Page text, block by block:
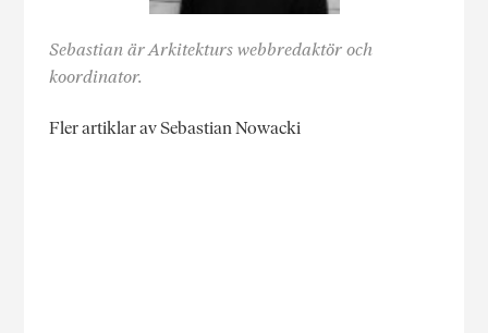
Sebastian är Arkitekturs webbredaktör och
koordinator.
Fler artiklar av Sebastian Nowacki